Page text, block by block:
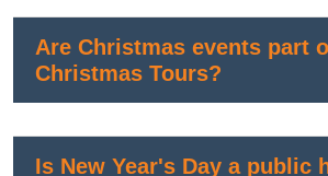
Are Christmas events part
Christmas Tours?
Is New Year's Day a public